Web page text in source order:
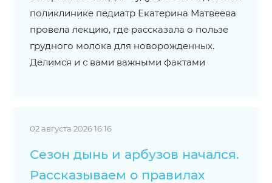
поликлинике педиатр Екатерина Матвеева
провела лекцию, где рассказала о пользе
грудного молока для новорожденных.
Делимся и с вами важными фактами
02 августа 2026 16:16
Сезон дынь и арбузов начался.
Рассказываем о правилах